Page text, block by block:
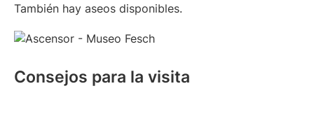
También hay aseos disponibles.
Consejos para la visita